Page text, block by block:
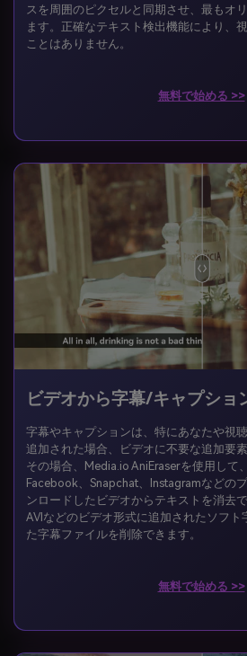
スを周囲のピクセルと同期させ、最もオ
ます。正確なテキスト検出機能により、
ことはありません。
無料で始める >>
ビデオから字幕/キャプショ
字幕やキャプションは、特にあなたや視
追加された場合、ビデオに不要な追加要
その場合、Media.io AniEraserを使用して
Facebook、Snapchat、Instagramなどの
ンロードしたビデオからテキストを消去
AVIなどのビデオ形式に追加されたソフ
た字幕ファイルを削除できます。
無料で始める >>